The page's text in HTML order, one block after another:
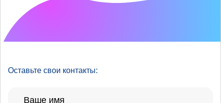
Оставьте свои контакты: